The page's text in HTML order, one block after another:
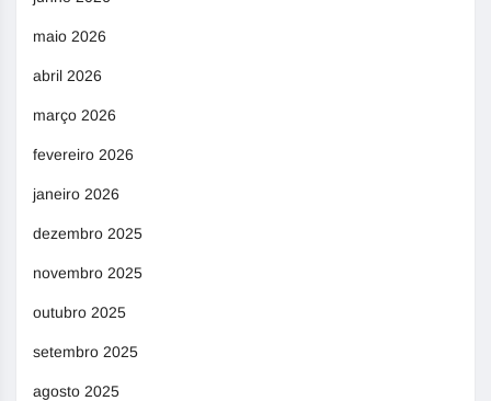
maio 2026
abril 2026
março 2026
fevereiro 2026
janeiro 2026
dezembro 2025
novembro 2025
outubro 2025
setembro 2025
agosto 2025